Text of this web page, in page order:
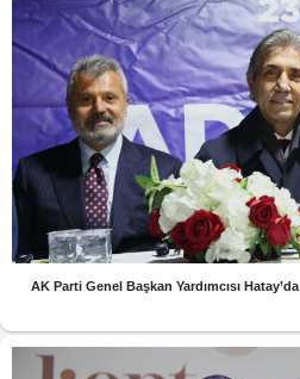
AK Parti Genel Başkan Yardımcısı Hatay’da